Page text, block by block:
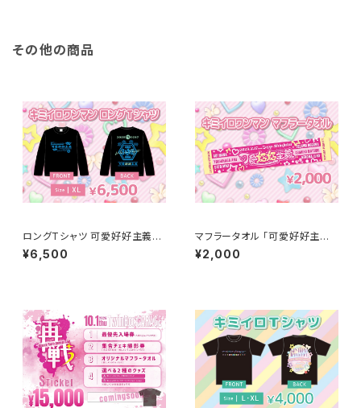
その他の商品
ロングTシャツ 可愛好好主義ー
かわいいしゅきしゅきしゅぎー
¥6,500
マフラータオル 「可愛好好主義
ーかわいいしゅきしゅきしゅぎ
ー」
¥2,000